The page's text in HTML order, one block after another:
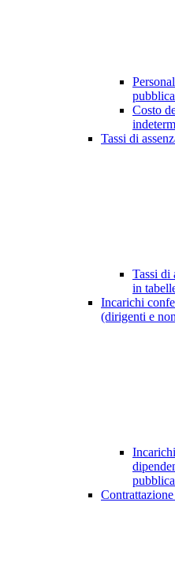
Costo
Tassi di
Tassi di
in
Incarichi
(dirigenti e